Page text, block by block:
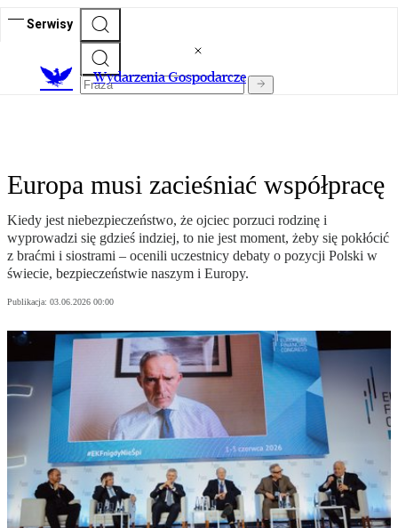
Serwisy
Wydarzenia Gospodarcze
Europa musi zacieśniać współpracę
Kiedy jest niebezpieczeństwo, że ojciec porzuci rodzinę i
wyprowadzi się gdzieś indziej, to nie jest moment, żeby się pokłócić
z braćmi i siostrami – ocenili uczestnicy debaty o pozycji Polski w
świecie, bezpieczeństwie naszym i Europy.
Publikacja: 03.06.2026 00:00